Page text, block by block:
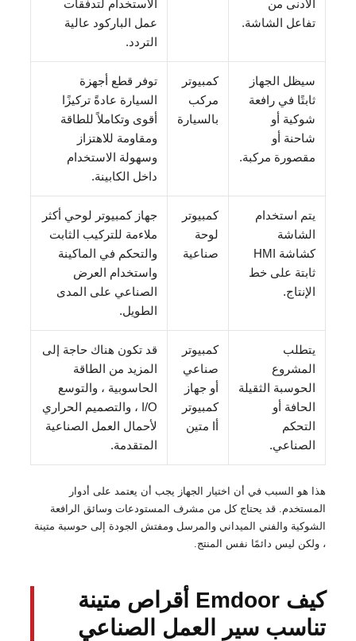
الأدنى من
تفاعل الشاشة.
الاستخدام لتدفقات
عمل الباركود عالية
التردد.
سيظل الجهاز
ثابتًا في رافعة
شوكية أو
شاحنة أو
مقصورة مركبة.
كمبيوتر
مركب
بالسيارة
توفر قطع أجهزة
السيارة عادةً تركيزًا
أقوى وتكاملاً للطاقة
ومقاومة للاهتزاز
وسهولة الاستخدام
داخل الكابينة.
يتم استخدام
الشاشة
كشاشة HMI
ثابتة على خط
الإنتاج.
كمبيوتر
لوحة
صناعية
جهاز كمبيوتر لوحي أكثر
ملاءمة للتركيب الثابت
والتحكم في الماكينة
واستخدام العرض
الصناعي على المدى
الطويل.
يتطلب
المشروع
الحوسبة الثقيلة
الحافة أو
التحكم
الصناعي.
كمبيوتر
صناعي
أو جهاز
كمبيوتر
أI متين
قد تكون هناك حاجة إلى
المزيد من الطاقة
الحاسوبية ، والتوسع
I/O ، والتصميم الحراري
لأحمال العمل الصناعية
المتقدمة.
هذا هو السبب في أن اختيار الجهاز يجب أن يعتمد على أدوار
المستخدم. قد يحتاج كل من مشرف المستودعات وسائق الرافعة
الشوكية والفني الميداني والمرسل ومفتش الجودة إلى حوسبة متينة
، ولكن ليس دائمًا نفس المنتج.
كيف Emdoor أقراص متينة
تناسب سير العمل الصناعي